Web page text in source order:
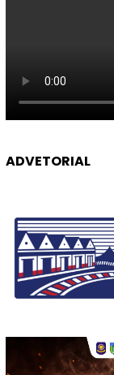
ADVETORIAL